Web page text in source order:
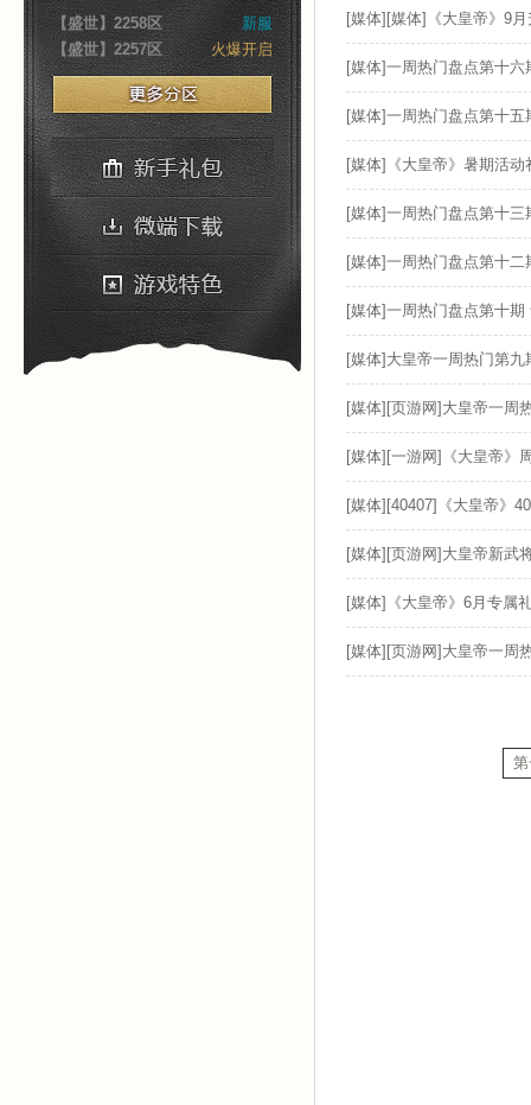
新服
【盛世】2258区
火爆开启
【盛世】2257区
[媒体][媒体]《大皇帝》9
[媒体]一周热门盘点第十
[媒体]一周热门盘点第十
[媒体]《大皇帝》暑期活动
[媒体]一周热门盘点第十
[媒体]一周热门盘点第十
[媒体]一周热门盘点第十期
[媒体]大皇帝一周热门第九
[媒体][页游网]大皇帝一周
[媒体][一游网]《大皇帝》
[媒体][40407]《大皇帝》
[媒体][页游网]大皇帝新武
[媒体]《大皇帝》6月专属
[媒体][页游网]大皇帝一周